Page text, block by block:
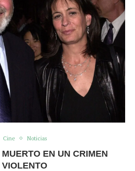
Cine Noticias
EN UN CRIMEN
VIOLENTO